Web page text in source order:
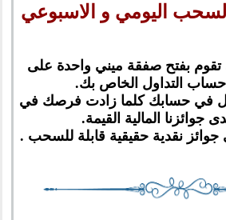
اليومي و الاسبوعي
بفتح صفقة ميني واحدة على
حساب التداول الخاص بك.
في حسابك كلما زادت فرصك في
جوائزنا المالية القيمة.
جوائز نقدية حقيقية قابلة للسحب .